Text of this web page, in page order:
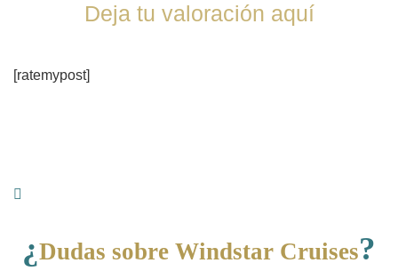
Deja tu valoración aquí
[ratemypost]
¿Dudas sobre Windstar Cruises?